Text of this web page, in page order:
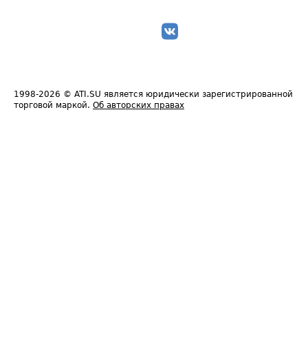
1998-2026 © ATI.SU является юридически зарегистрированной
торговой маркой. Об авторских правах